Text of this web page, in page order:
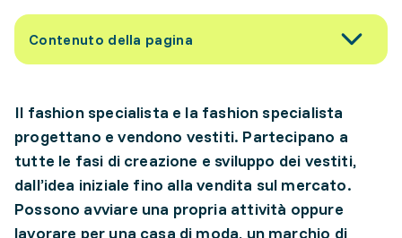
Contenuto della pagina
Il fashion specialista e la fashion specialista
progettano e vendono vestiti. Partecipano a
tutte le fasi di creazione e sviluppo dei vestiti,
dall’idea iniziale fino alla vendita sul mercato.
Possono avviare una propria attività oppure
lavorare per una casa di moda, un marchio di